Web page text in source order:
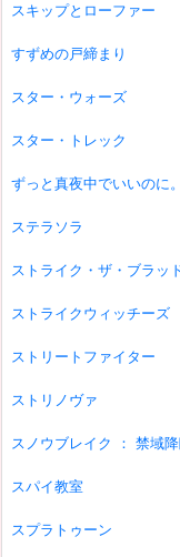
スキップとローファー
すずめの戸締まり
スター・ウォーズ
スター・トレック
ずっと真夜中でいいのに。
ステラソラ
ストライク・ザ・ブラッ
ストライクウィッチーズ
ストリートファイター
ストリノヴァ
スノウブレイク ： 禁域
スパイ教室
スプラトゥーン